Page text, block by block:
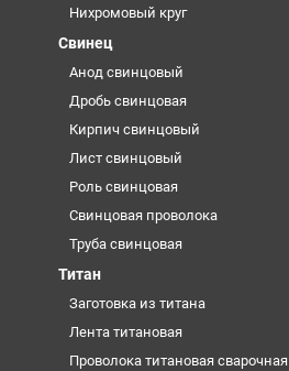
Нихромовый круг
Свинец
Анод свинцовый
Дробь свинцовая
Кирпич свинцовый
Лист свинцовый
Роль свинцовая
Свинцовая проволока
Труба свинцовая
Титан
Заготовка из титана
Лента титановая
Проволока титановая сварочная